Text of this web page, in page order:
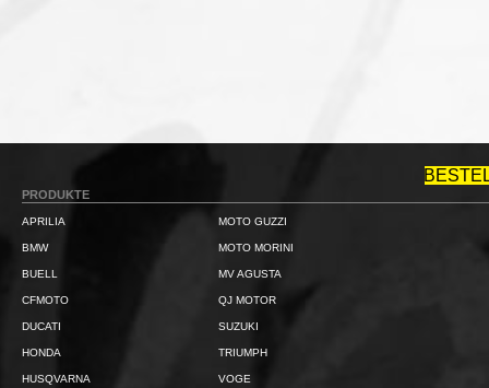
PRODUKTE
APRILIA
BMW
BUELL
CFMOTO
DUCATI
HONDA
HUSQVARNA
MOTO GUZZI
MOTO MORINI
MV AGUSTA
QJ MOTOR
SUZUKI
TRIUMPH
VOGE